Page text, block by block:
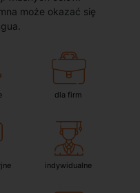
może okazać się
dla firm
indywidualne